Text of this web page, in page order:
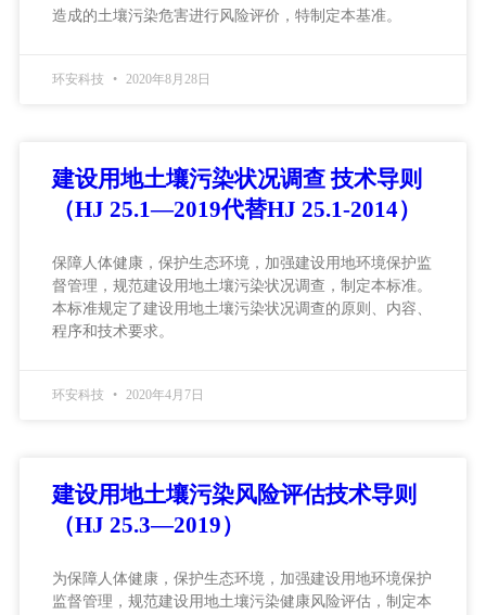
造成的土壤污染危害进行风险评价，特制定本基准。
环安科技 2020年8月28日
建设用地土壤污染状况调查 技术导则
（HJ 25.1—2019代替HJ 25.1-2014）
保障人体健康，保护生态环境，加强建设用地环境保护监
督管理，规范建设用地土壤污染状况调查，制定本标准。
本标准规定了建设用地土壤污染状况调查的原则、内容、
程序和技术要求。
环安科技 2020年4月7日
建设用地土壤污染风险评估技术导则
（HJ 25.3—2019）
为保障人体健康，保护生态环境，加强建设用地环境保护
监督管理，规范建设用地土壤污染健康风险评估，制定本